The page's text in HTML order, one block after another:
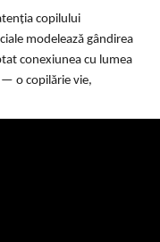
copilului
modelează gândirea
conexiunea cu lumea
o copilărie vie,